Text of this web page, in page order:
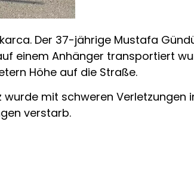
Der 37-jährige Mustafa
einem Anhänger transportiert
Höhe auf die Straße.
mit schweren Verletzungen
verstarb.